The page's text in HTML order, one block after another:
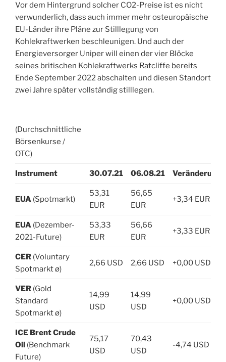
Vor dem Hintergrund solcher CO2-Preise ist es nicht
verwunderlich, dass auch immer mehr osteuropäische
EU-Länder ihre Pläne zur Stilllegung von
Kohlekraftwerken beschleunigen. Und auch der
Energieversorger Uniper will einen der vier Blöcke
seines britischen Kohlekraftwerks Ratcliffe bereits
Ende September 2022 abschalten und diesen Standort
zwei Jahre später vollständig stilllegen.
(Durchschnittliche
Börsenkurse /
OTC)
Instrument 30.07.21 06.08.21 Veränderung
EUA (Spotmarkt)
53,31
EUR
56,65
EUR
+3,34 EUR
EUA (Dezember-
2021-Future)
53,33
EUR
56,66
EUR
+3,33 EUR
CER (Voluntary
Spotmarkt ø)
2,66 USD 2,66 USD +0,00 USD
VER (Gold
Standard
Spotmarkt ø)
14,99
USD
14,99
USD
+0,00 USD
ICE Brent Crude
Oil (Benchmark
Future)
75,17
USD
70,43
USD
-4,74 USD